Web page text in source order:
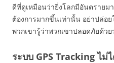
ดีที่ดูเหมือนว่ายิ่งโลกมีอันตรายม
ต้องการมากขึ้นเท่านั้น อย่าปล่อ
พวกเขารู้ว่าพวกเขาปลอดภัยด้ว
ระบบ GPS Tracking ไ